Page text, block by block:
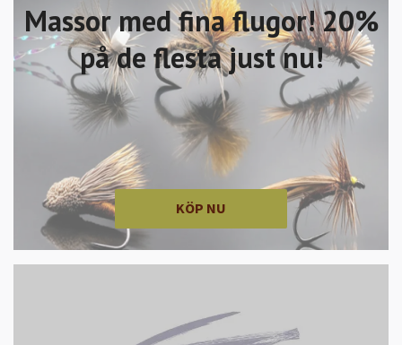
Massor med fina flugor! 20%
på de flesta just nu!
KÖP NU